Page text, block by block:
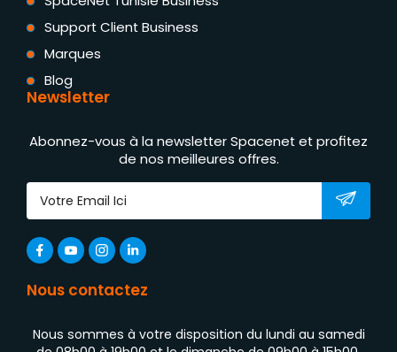
Support Client Business
Marques
Blog
Newsletter
Abonnez-vous à la newsletter Spacenet et profitez
de nos meilleures offres.
Nous contactez
Nous sommes à votre disposition du lundi au samedi